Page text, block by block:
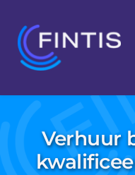
Verhuur